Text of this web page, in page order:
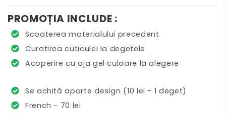
PROMOȚIA INCLUDE :
Scoaterea materialului precedent
Curatirea cuticulei la degetele
Acoperire cu oja gel culoare la alegere
Se achită aparte design (10 lei - 1 deget)
French - 70 lei